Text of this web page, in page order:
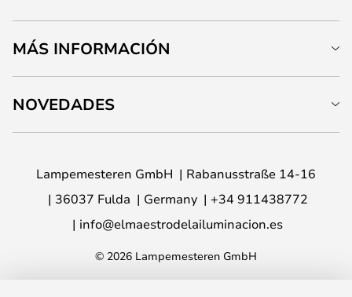
MÁS INFORMACIÓN
NOVEDADES
Lampemesteren GmbH
Rabanusstraße 14-16
36037 Fulda
Germany
+34 911438772
info@elmaestrodelailuminacion.es
© 2026 Lampemesteren GmbH